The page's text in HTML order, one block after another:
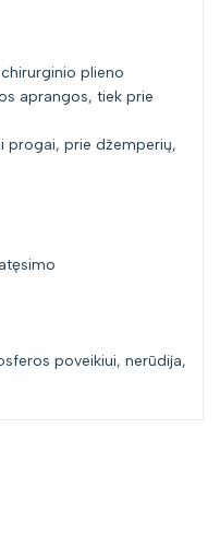
plieno
aprangos, tiek prie
progai, prie džemperių,
poveikiui, nerūdija,